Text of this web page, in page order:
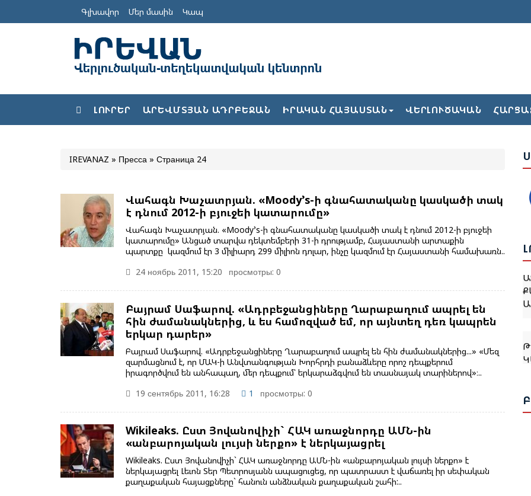
Գլխավոր Մեր մասին Կապ
ԼՈՒՐԵՐ ԱՐԵՎՄՏՅԱՆ ԱԴՐԲԵՋԱՆ ԻՐԱԿԱՆ ՀԱՅԱՍՏԱՆ ՎԵՐԼՈՒԾԱԿԱՆ
IREVANAZ » Пресса » Страница 24
Վահագն Խաչատրյան. «Moody’s-ի գնահատականը կասկածի տակ
է դնում 2012-ի բյուջեի կատարումը»
Վահագն Խաչատրյան. «Moody’s-ի գնահատականը կասկածի տակ է դնում 2012-ի բյուջեի
կատարումը» Անցած տարվա դեկտեմբերի 31-ի դրությամբ, Հայաստանի արտաքին
պարտքը կազմում էր 3 միլիարդ 299 միլիոն դոլար, ինչը կազմում էր Հայաստանի համախառն..
24 ноябрь 2011, 15:20
просмотры: 0
Բայրամ Սաֆարով. «Ադրբեջանցիները Ղարաբաղում ապրել են
հին ժամանակներից, և ես համոզված եմ, որ այնտեղ դեռ կապրեն
երկար դարեր»
Բայրամ Սաֆարով. «Ադրբեջանցիները Ղարաբաղում ապրել են հին ժամանակներից...» «Մեզ
զարմացնում է, որ ՄԱԿ-ի Անվտանգության Խորհրդի բանաձևերը որոշ դեպքերում
իրագործվում են անհապաղ, մեր դեպքում՝ երկարաձգվում են տասնայակ տարիներով»։..
19 сентябрь 2011, 16:28
1 просмотры: 0
Wikileaks. Ըստ Յովանովիչի` ՀԱԿ առաջնորդը ԱՄՆ-ին
«անբարոյական լույսի ներքո» է ներկայացրել
Wikileaks. Ըստ Յովանովիչի` ՀԱԿ առաջնորդը ԱՄՆ-ին «անբարոյական լույսի ներքո» է
ներկայացրել Լեւոն Տեր Պետրոսյանն ապացուցեց, որ պատրաստ է վաճառել իր սեփական
քաղաքական հայացքները` հանուն անձնական քաղաքական շահի:..